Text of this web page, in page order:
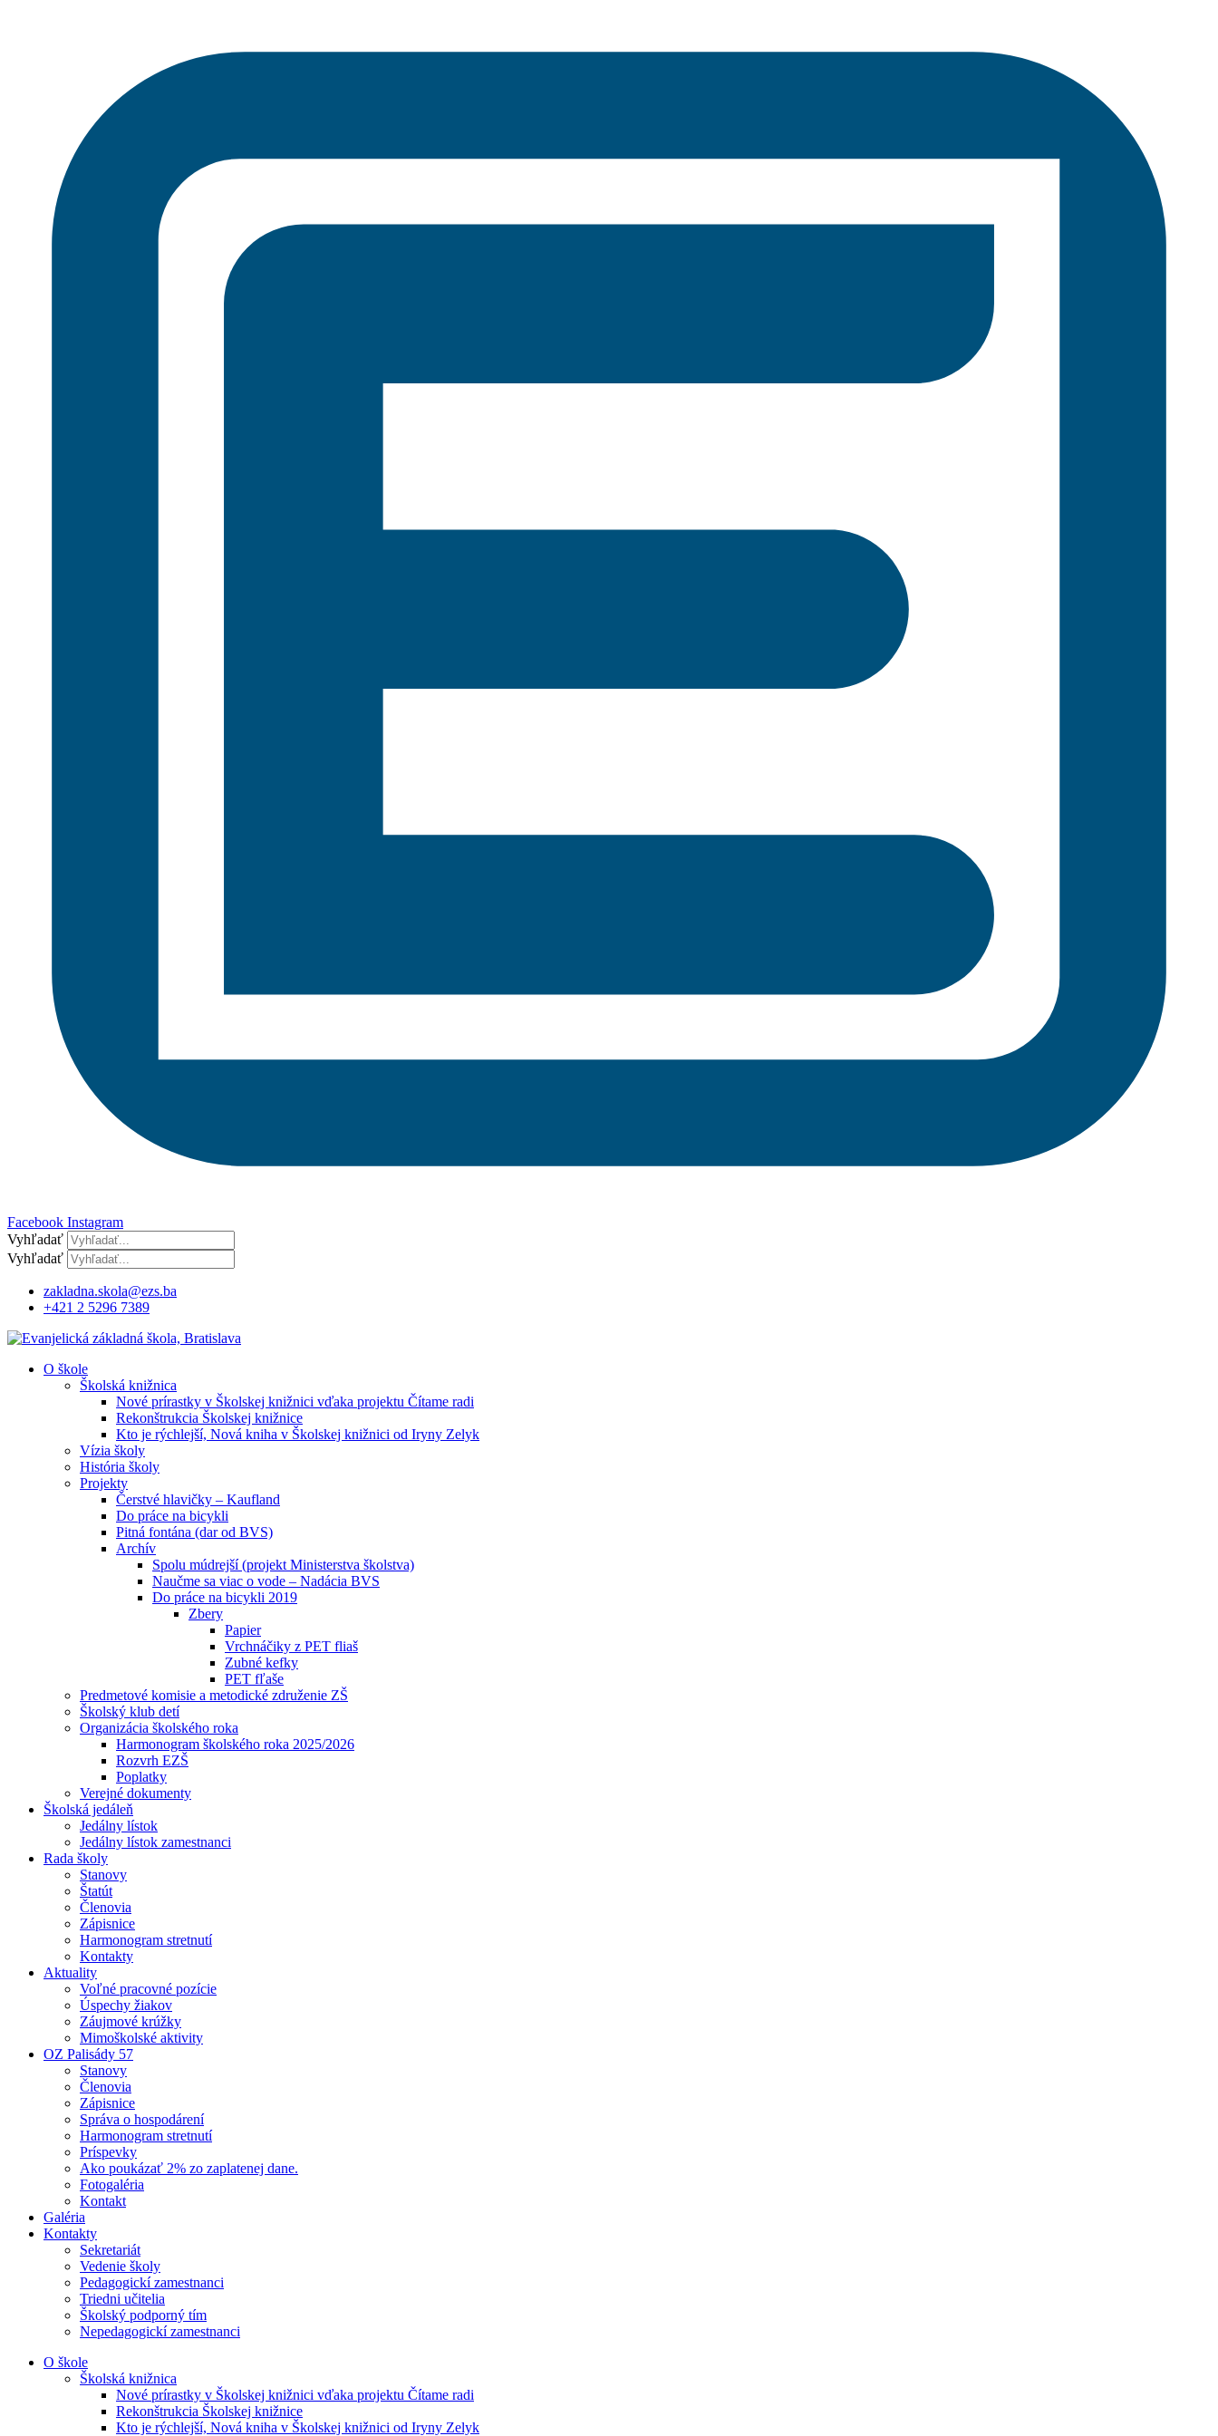
Facebook Instagram
Vyhľadať
Vyhľadať
zakladna.skola@ezs.ba
+421 2 5296 7389
O škole
Školská knižnica
Nové prírastky v Školskej knižnici vďaka projektu Čítame radi
Rekonštrukcia Školskej knižnice
Kto je rýchlejší, Nová kniha v Školskej knižnici od Iryny Zelyk
Vízia školy
História školy
Projekty
Čerstvé hlavičky – Kaufland
Do práce na bicykli
Pitná fontána (dar od BVS)
Archív
Spolu múdrejší (projekt Ministerstva školstva)
Naučme sa viac o vode – Nadácia BVS
Do práce na bicykli 2019
Zbery
Papier
Vrchnáčiky z PET fliaš
Zubné kefky
PET fľaše
Predmetové komisie a metodické združenie ZŠ
Školský klub detí
Organizácia školského roka
Harmonogram školského roka 2025/2026
Rozvrh EZŠ
Poplatky
Verejné dokumenty
Školská jedáleň
Jedálny lístok
Jedálny lístok zamestnanci
Rada školy
Stanovy
Štatút
Členovia
Zápisnice
Harmonogram stretnutí
Kontakty
Aktuality
Voľné pracovné pozície
Úspechy žiakov
Záujmové krúžky
Mimoškolské aktivity
OZ Palisády 57
Stanovy
Členovia
Zápisnice
Správa o hospodárení
Harmonogram stretnutí
Príspevky
Ako poukázať 2% zo zaplatenej dane.
Fotogaléria
Kontakt
Galéria
Kontakty
Sekretariát
Vedenie školy
Pedagogickí zamestnanci
Triedni učitelia
Školský podporný tím
Nepedagogickí zamestnanci
O škole
Školská knižnica
Nové prírastky v Školskej knižnici vďaka projektu Čítame radi
Rekonštrukcia Školskej knižnice
Kto je rýchlejší, Nová kniha v Školskej knižnici od Iryny Zelyk